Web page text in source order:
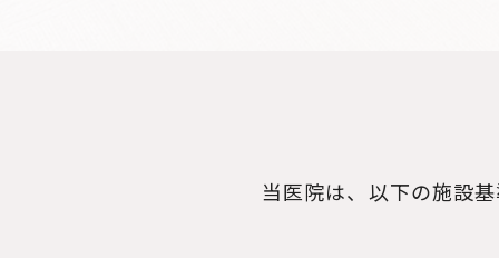
当医院は、以下の施設